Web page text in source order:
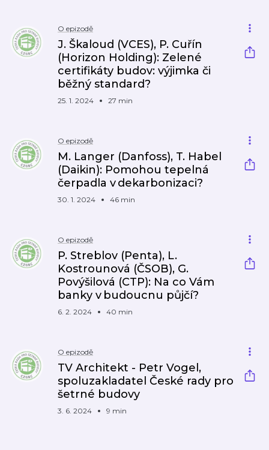
O epizodě
J. Škaloud (VCES), P. Cuřín
(Horizon Holding): Zelené
certifikáty budov: výjimka či
běžný standard?
25. 1. 2024 27 min
O epizodě
M. Langer (Danfoss), T. Habel
(Daikin): Pomohou tepelná
čerpadla v dekarbonizaci?
30. 1. 2024 46 min
O epizodě
P. Streblov (Penta), L.
Kostrounová (ČSOB), G.
Povýšilová (CTP): Na co Vám
banky v budoucnu půjčí?
6. 2. 2024 40 min
O epizodě
TV Architekt - Petr Vogel,
spoluzakladatel České rady pro
šetrné budovy
3. 6. 2024 9 min